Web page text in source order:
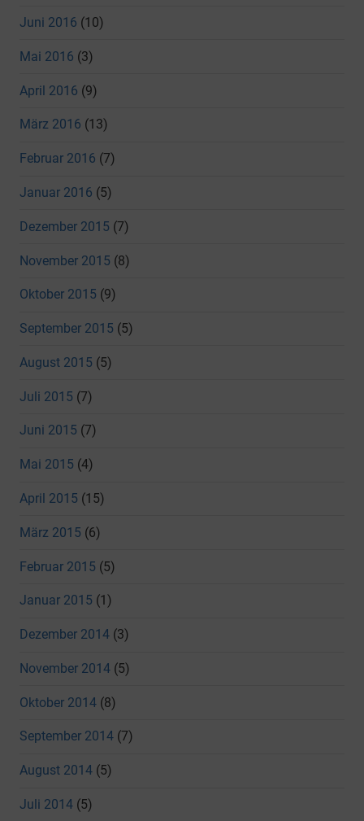
Juni 2016 (10)
Mai 2016 (3)
April 2016 (9)
März 2016 (13)
Februar 2016 (7)
Januar 2016 (5)
Dezember 2015 (7)
November 2015 (8)
Oktober 2015 (9)
September 2015 (5)
August 2015 (5)
Juli 2015 (7)
Juni 2015 (7)
Mai 2015 (4)
April 2015 (15)
März 2015 (6)
Februar 2015 (5)
Januar 2015 (1)
Dezember 2014 (3)
November 2014 (5)
Oktober 2014 (8)
September 2014 (7)
August 2014 (5)
Juli 2014 (5)